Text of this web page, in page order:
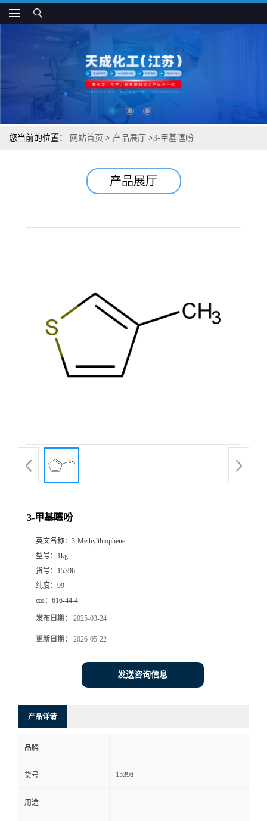
您当前的位置： 网站首页 > 产品展厅 >3-甲基噻吩
产品展厅
3-甲基噻吩
英文名称： 3-Methylthiophene
型号： 1kg
货号： 15396
纯度： 99
cas： 616-44-4
发布日期： 2025-03-24
更新日期： 2026-05-22
发送咨询信息
产品详请
品牌
货号 15396
用途